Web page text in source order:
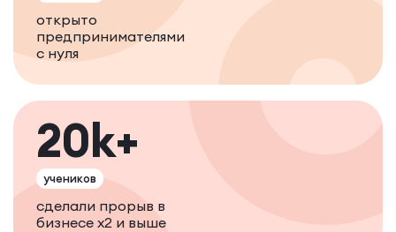
открыто
предпринимателями
с нуля
20k+
учеников
сделали прорыв в
бизнесе х2 и выше